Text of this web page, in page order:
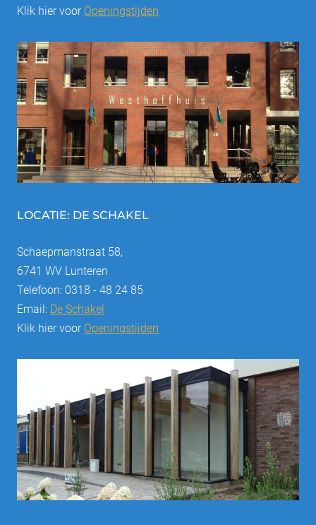
Klik hier voor Openingstijden
LOCATIE: DE SCHAKEL
Schaepmanstraat 58,
6741 WV Lunteren
Telefoon: 0318 - 48 24 85
Email: De Schakel
Klik hier voor Openingstijden